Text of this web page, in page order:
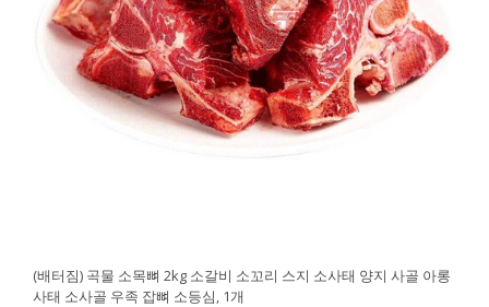
(배터짐) 곡물 소목뼈 2kg 소갈비 소꼬리 스지 소사태 양지 사골 아롱
사태 소사골 우족 잡뼈 소등심, 1개